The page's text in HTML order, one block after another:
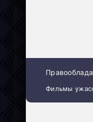
Фильмы